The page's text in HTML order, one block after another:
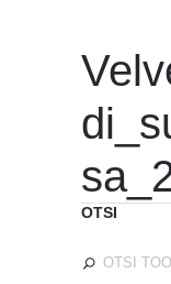
OTSI